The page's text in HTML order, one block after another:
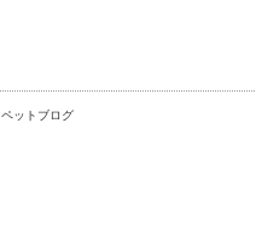
ペットブログ